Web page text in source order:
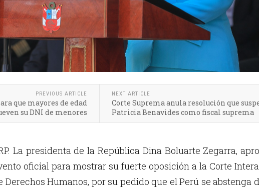
PREVIOUS ARTICLE
que mayores de edad
su DNI de menores
NEXT ARTICLE
Corte Suprema anula resolución que
Patricia Benavides como fiscal suprema
La presidenta de la República Dina Boluarte Zegarra,
oficial para mostrar su fuerte oposición a la Corte
Derechos Humanos, por su pedido que el Perú se abstenga